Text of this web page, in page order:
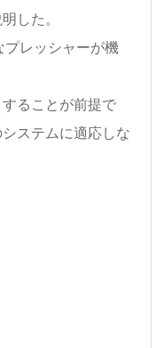
した。
レッシャーが機
ることが前提で
ステムに適応しな